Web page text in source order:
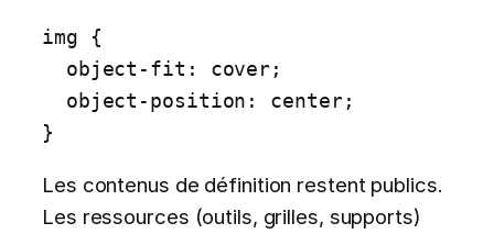
img {
}
Les contenus de définition restent publics.
Les ressources (outils, grilles, supports)